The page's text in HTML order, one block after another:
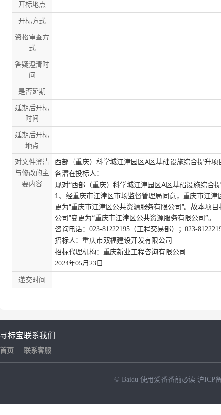
开标地点
开标方式
资格审查方
式
答疑澄清时
间
是否延期
延期后开标
时间
延期后开标
地点
对文件澄清
与修改的主
要内容
西部（重庆）科学城江津园区A区基础设施综合提升项
各潜在投标人：
现对“西部（重庆）科学城江津园区A区基础设施综合
1、经重庆市江津区市场监督管理局同意，重庆市江
更为“重庆市江津区公共资源服务有限公司”。故本项
公司”变更为“重庆市江津区公共资源服务有限公司”。
咨询电话： 023-81222195（工程交易部）；023-
招标人： 重庆市双福建设开发有限公司
招标代理机构： 重庆新业工程咨询有限公司
2024年05月23日
递交时间
寻标宝
首页
联系我们
联系客服
© Baidu 使用爱番番前必读 沪ICP